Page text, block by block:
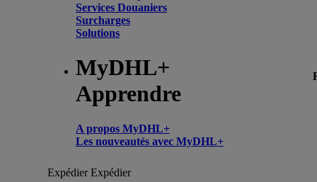
Services Douaniers
Surcharges
Solutions
MyDHL+
Apprendre
A propos MyDHL+
Les nouveautés avec MyDHL+
ExpédierExpédier